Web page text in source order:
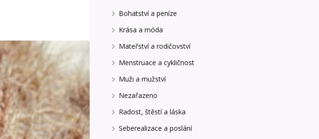
Bohatství a peníze
Krása a móda
Mateřství a rodičovství
Menstruace a cykličnost
Muži a mužství
Nezařazeno
Radost, štěstí a láska
Seberealizace a poslání